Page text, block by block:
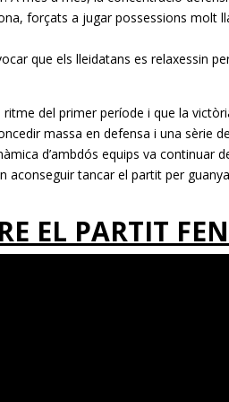
forçats a jugar possessions molt
que els lleidatans es relaxessin
del primer període i que la
massa en defensa i una sèrie
d’ambdós equips va continuar
aconseguir tancar el partit per
EL PARTIT